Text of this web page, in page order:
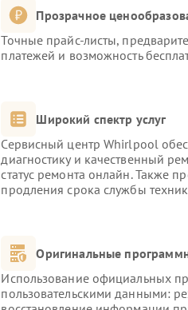
Прозрачное
Точные прайс-листы,
платежей и возможность
Широкий спектр услуг
Сервисный центр Whirlpool
диагностику и качественный
статус ремонта онлайн. Также
продления срока службы
Оригинальные
Использование официальных
пользовательскими данными: